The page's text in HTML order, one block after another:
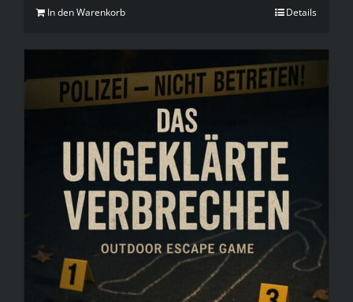
In den Warenkorb Details